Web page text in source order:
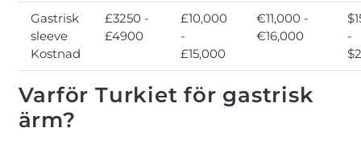
Gastrisk
sleeve
Kostnad
£3250 -
£4900
£10,000
-
£15,000
€11,000 -
€16,000
-
Varför Turkiet för gastrisk
ärm?